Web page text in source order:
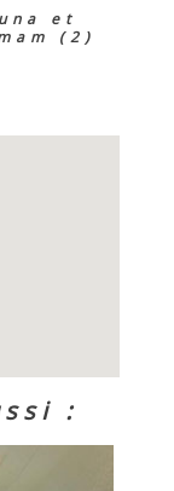
et
(2)
: